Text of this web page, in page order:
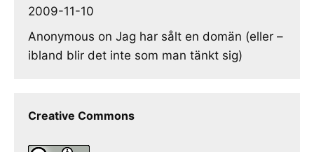
2009-11-10
Anonymous on Jag har sålt en domän (eller –
ibland blir det inte som man tänkt sig)
Creative Commons